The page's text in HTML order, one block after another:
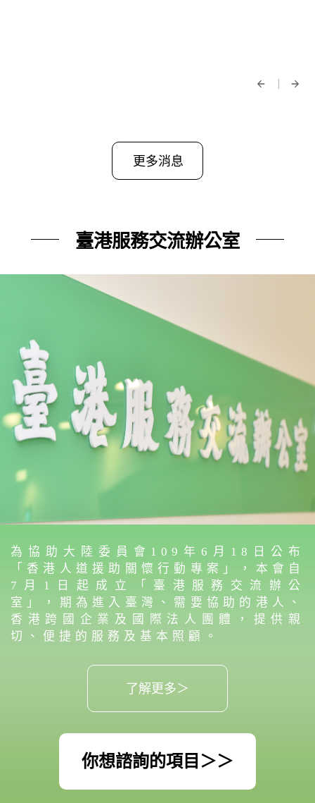
更多消息
臺港服務交流辦公室
為協助大陸委員會109年6月18日公布
「香港人道援助關懷行動專案」，本會自
7月1日起成立「臺港服務交流辦公
室」，期為進入臺灣、需要協助的港人、
香港跨國企業及國際法人團體，提供親
切、便捷的服務及基本照顧。
了解更多＞
你想諮詢的項目＞＞